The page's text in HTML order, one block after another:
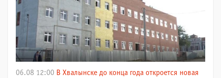
06.08 12:00 В Хвалынске до конца года откроется новая